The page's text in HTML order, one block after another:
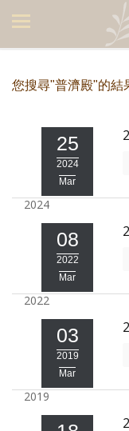
美食集
美飲集
旅遊集
旅遊美食集
生活風
書房集
日記簿
享樂隨手拍
照相簿
您搜尋"普濟殿"的結
25
2024
Mar
2024
08
2022
Mar
2022
03
2019
Mar
2019